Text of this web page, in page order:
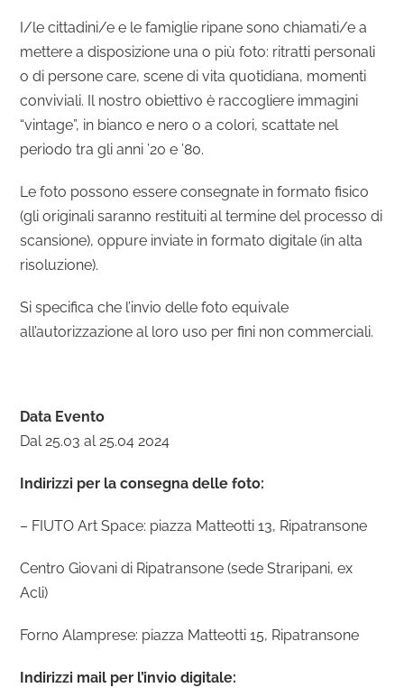
I/le cittadini/e e le famiglie ripane sono chiamati/e a
mettere a disposizione una o più foto: ritratti personali
o di persone care, scene di vita quotidiana, momenti
conviviali. Il nostro obiettivo è raccogliere immagini
“vintage”, in bianco e nero o a colori, scattate nel
periodo tra gli anni ’20 e ’80.
Le foto possono essere consegnate in formato fisico
(gli originali saranno restituiti al termine del processo di
scansione), oppure inviate in formato digitale (in alta
risoluzione).
Si specifica che l’invio delle foto equivale
all’autorizzazione al loro uso per fini non commerciali.
Data Evento
Dal 25.03 al 25.04 2024
Indirizzi per la consegna delle foto:
– FIUTO Art Space: piazza Matteotti 13, Ripatransone
Centro Giovani di Ripatransone (sede Straripani, ex
Acli)
Forno Alamprese: piazza Matteotti 15, Ripatransone
Indirizzi mail per l’invio digitale: